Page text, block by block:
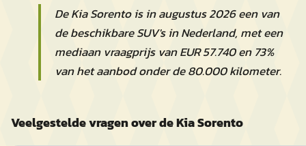
De Kia Sorento is in augustus 2026 een van
de beschikbare SUV's in Nederland, met een
mediaan vraagprijs van EUR 57.740 en 73%
van het aanbod onder de 80.000 kilometer.
Veelgestelde vragen over de Kia Sorento